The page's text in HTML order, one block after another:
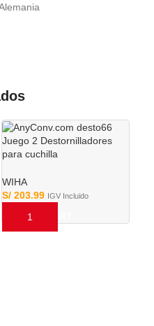
Juego 2 Destornilladores
para cuchilla
SlimLine Aislado 1000V
WIHA
S/203.99 IGV Incluido
ADD TO CART